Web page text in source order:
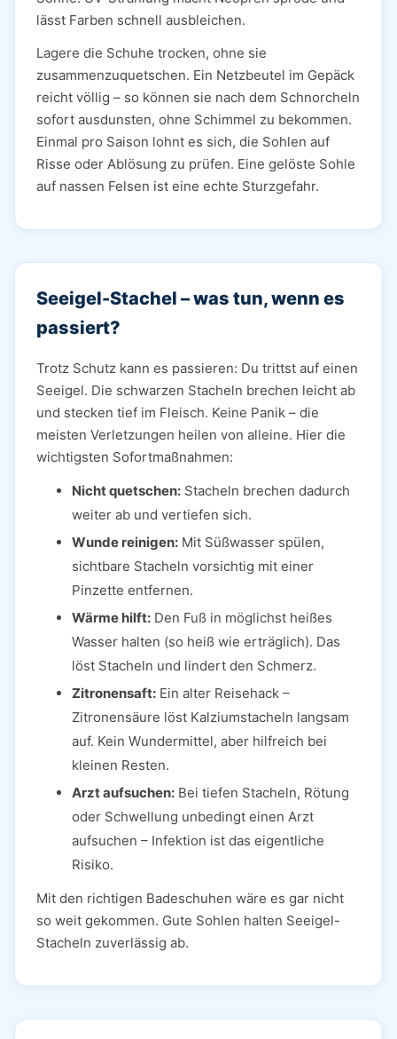
lässt Farben schnell ausbleichen.
Lagere die Schuhe trocken, ohne sie
zusammenzuquetschen. Ein Netzbeutel im Gepäck
reicht völlig – so können sie nach dem Schnorcheln
sofort ausdunsten, ohne Schimmel zu bekommen.
Einmal pro Saison lohnt es sich, die Sohlen auf
Risse oder Ablösung zu prüfen. Eine gelöste Sohle
auf nassen Felsen ist eine echte Sturzgefahr.
Seeigel-Stachel – was tun, wenn es
passiert?
Trotz Schutz kann es passieren: Du trittst auf einen
Seeigel. Die schwarzen Stacheln brechen leicht ab
und stecken tief im Fleisch. Keine Panik – die
meisten Verletzungen heilen von alleine. Hier die
wichtigsten Sofortmaßnahmen:
Nicht quetschen: Stacheln brechen dadurch
weiter ab und vertiefen sich.
Wunde reinigen: Mit Süßwasser spülen,
sichtbare Stacheln vorsichtig mit einer
Pinzette entfernen.
Wärme hilft: Den Fuß in möglichst heißes
Wasser halten (so heiß wie erträglich). Das
löst Stacheln und lindert den Schmerz.
Zitronensaft: Ein alter Reisehack –
Zitronensäure löst Kalziumstacheln langsam
auf. Kein Wundermittel, aber hilfreich bei
kleinen Resten.
Arzt aufsuchen: Bei tiefen Stacheln, Rötung
oder Schwellung unbedingt einen Arzt
aufsuchen – Infektion ist das eigentliche
Risiko.
Mit den richtigen Badeschuhen wäre es gar nicht
so weit gekommen. Gute Sohlen halten Seeigel-
Stacheln zuverlässig ab.